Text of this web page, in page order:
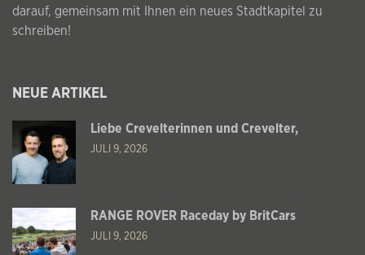
darauf, gemeinsam mit Ihnen ein neues Stadtkapitel zu
schreiben!
NEUE ARTIKEL
Liebe Crevelterinnen und Crevelter,
JULI 9, 2026
RANGE ROVER Raceday by BritCars
JULI 9, 2026